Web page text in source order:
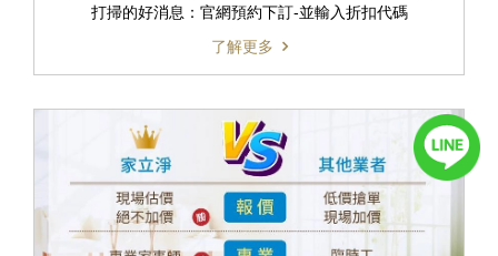
打掃的好消息：官網預約下訂-並輸入折扣代碼
了解更多